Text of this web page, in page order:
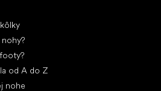
od A do Z
nohe